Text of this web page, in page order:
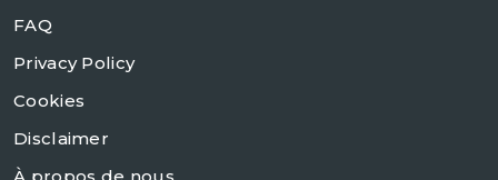
FAQ
Privacy Policy
Cookies
Disclaimer